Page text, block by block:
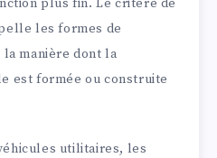
plus fin. Le critère de
les formes de
la manière dont la
est formée ou construite
utilitaires, les